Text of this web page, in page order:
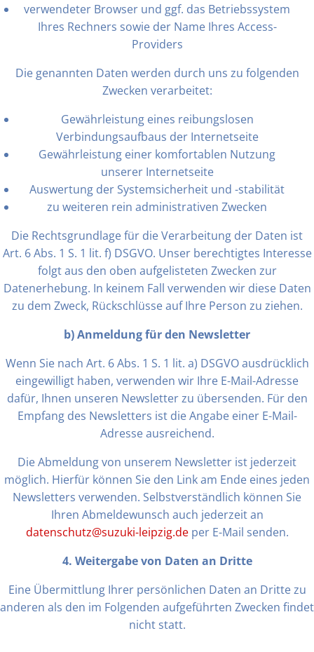
verwendeter Browser und ggf. das Betriebssystem
Ihres Rechners sowie der Name Ihres Access-
Providers
Die genannten Daten werden durch uns zu folgenden
Zwecken verarbeitet:
Gewährleistung eines reibungslosen
Verbindungsaufbaus der Internetseite
Gewährleistung einer komfortablen Nutzung
unserer Internetseite
Auswertung der Systemsicherheit und -stabilität
zu weiteren rein administrativen Zwecken
Die Rechtsgrundlage für die Verarbeitung der Daten ist
Art. 6 Abs. 1 S. 1 lit. f) DSGVO. Unser berechtigtes Interesse
folgt aus den oben aufgelisteten Zwecken zur
Datenerhebung. In keinem Fall verwenden wir diese Daten
zu dem Zweck, Rückschlüsse auf Ihre Person zu ziehen.
b) Anmeldung für den Newsletter
Wenn Sie nach Art. 6 Abs. 1 S. 1 lit. a) DSGVO ausdrücklich
eingewilligt haben, verwenden wir Ihre E-Mail-Adresse
dafür, Ihnen unseren Newsletter zu übersenden. Für den
Empfang des Newsletters ist die Angabe einer E-Mail-
Adresse ausreichend.
Die Abmeldung von unserem Newsletter ist jederzeit
möglich. Hierfür können Sie den Link am Ende eines jeden
Newsletters verwenden. Selbstverständlich können Sie
Ihren Abmeldewunsch auch jederzeit an
datenschutz@suzuki-leipzig.deper E-Mail senden.
4. Weitergabe von Daten an Dritte
Eine Übermittlung Ihrer persönlichen Daten an Dritte zu
anderen als den im Folgenden aufgeführten Zwecken findet
nicht statt.